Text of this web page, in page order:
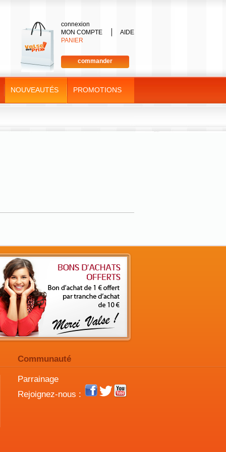
AIDE
MON COMPTE
connexion
PANIER
commander
NOUVEAUTÉS PROMOTIONS
Communauté
Parrainage
Rejoignez-nous :